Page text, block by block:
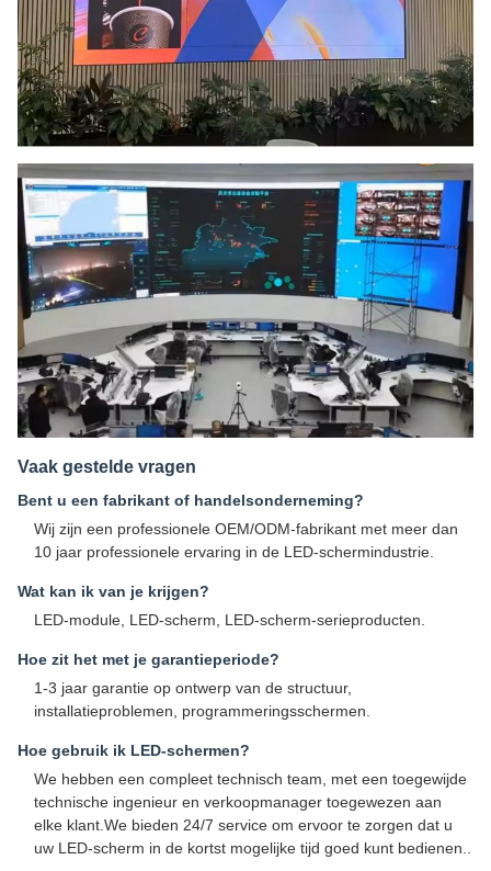
Vaak gestelde vragen
Bent u een fabrikant of handelsonderneming?
Wij zijn een professionele OEM/ODM-fabrikant met meer dan
10 jaar professionele ervaring in de LED-schermindustrie.
Wat kan ik van je krijgen?
LED-module, LED-scherm, LED-scherm-serieproducten.
Hoe zit het met je garantieperiode?
1-3 jaar garantie op ontwerp van de structuur,
installatieproblemen, programmeringsschermen.
Hoe gebruik ik LED-schermen?
We hebben een compleet technisch team, met een toegewijde
technische ingenieur en verkoopmanager toegewezen aan
elke klant.We bieden 24/7 service om ervoor te zorgen dat u
uw LED-scherm in de kortst mogelijke tijd goed kunt bedienen..